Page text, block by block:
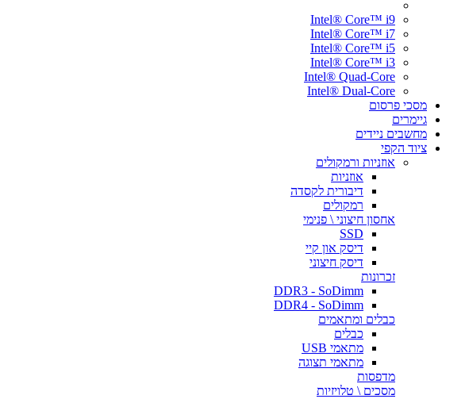
Intel® Core™ i9
Intel® Core™ i7
Intel® Core™ i5
Intel® Core™ i3
Intel® Quad-Core
Intel® Dual-Core
מסכי פרסום
גיימרים
מחשבים ניידים
ציוד הקפי
אוזניות ורמקולים
אוזניות
דיבורית לקסדה
רמקולים
אחסון חיצוני \ פנימי
SSD
דיסק און קיי
דיסק חיצוני
זכרונות
DDR3 - SoDimm
DDR4 - SoDimm
כבלים ומתאמים
כבלים
מתאמי USB
מתאמי תצוגה
מדפסות
מסכים \ טלויזיות